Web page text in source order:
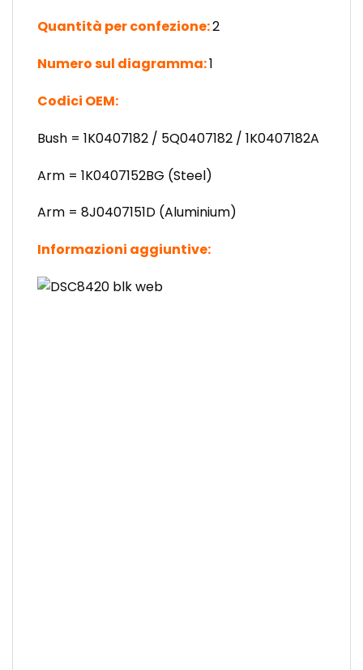
Quantità per confezione:2
Numero sul diagramma:1
Codici OEM:
Bush = 1K0407182 / 5Q0407182 / 1K0407182A
Arm = 1K0407152BG (Steel)
Arm = 8J0407151D (Aluminium)
Informazioni aggiuntive: